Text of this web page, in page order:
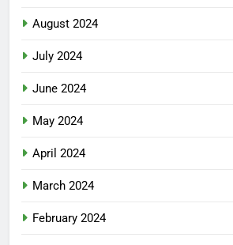
August 2024
July 2024
June 2024
May 2024
April 2024
March 2024
February 2024